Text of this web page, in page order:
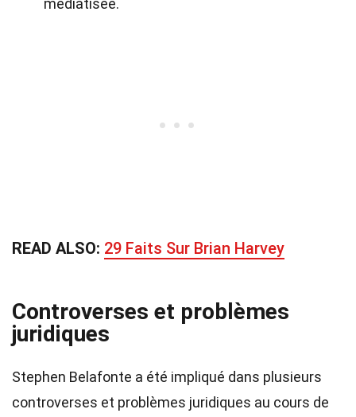
médiatisée.
READ ALSO: 29 Faits Sur Brian Harvey
Controverses et problèmes
juridiques
Stephen Belafonte a été impliqué dans plusieurs
controverses et problèmes juridiques au cours de